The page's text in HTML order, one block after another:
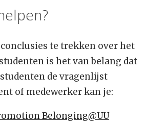
te trekken over het
is het van belang dat
de vragenlijst
of medewerker kan je:
Belonging@UU